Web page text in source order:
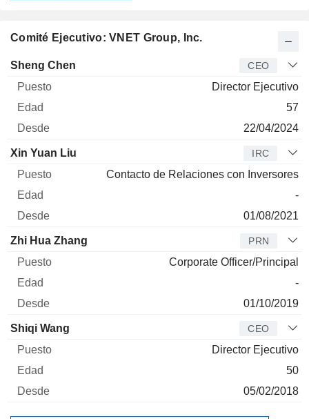
Comité Ejecutivo: VNET Group, Inc.
Director Puesto
Sheng Chen CEO
Director Ejecutivo
57
22/04/2024
Xin Yuan Liu IRC
Contacto de Relaciones con Inversores
-
01/08/2021
Zhi Hua Zhang PRN
Corporate Officer/Principal
-
01/10/2019
Shiqi Wang CEO
Director Ejecutivo
50
05/02/2018